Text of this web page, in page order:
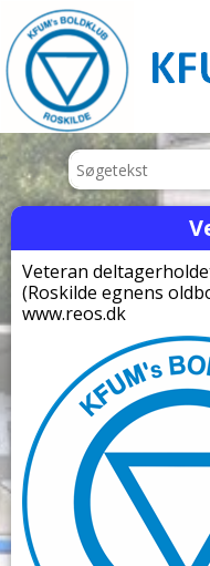
Veteran
(Roskilde egnens
www.reos.dk